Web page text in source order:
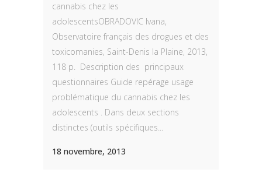
cannabis chez les
adolescentsOBRADOVIC Ivana,
Observatoire français des drogues et des
toxicomanies, Saint-Denis la Plaine, 2013,
118 p. Description des principaux
questionnaires Guide repérage usage
problématique du cannabis chez les
adolescents . Dans deux sections
distinctes (outils spécifiques...
18 novembre, 2013